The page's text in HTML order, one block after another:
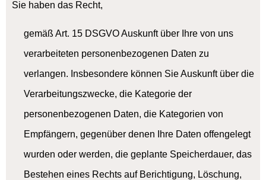
Sie haben das Recht,
gemäß Art. 15 DSGVO Auskunft über Ihre von uns
verarbeiteten personenbezogenen Daten zu
verlangen. Insbesondere können Sie Auskunft über die
Verarbeitungszwecke, die Kategorie der
personenbezogenen Daten, die Kategorien von
Empfängern, gegenüber denen Ihre Daten offengelegt
wurden oder werden, die geplante Speicherdauer, das
Bestehen eines Rechts auf Berichtigung, Löschung,